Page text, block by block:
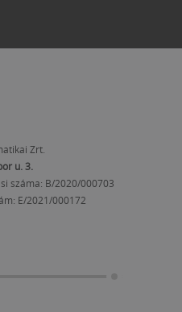
Zrt.
u. 3.
száma: B/2020/000703
E/2021/000172